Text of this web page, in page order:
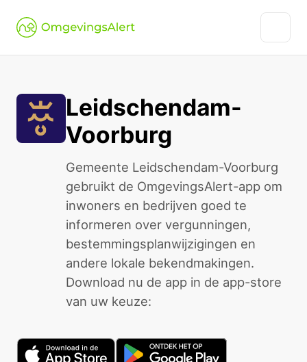
Leidschendam-
Voorburg
Gemeente Leidschendam-Voorburg
gebruikt de OmgevingsAlert-app om
inwoners en bedrijven goed te
informeren over vergunningen,
bestemmingsplanwijzigingen en
andere lokale bekendmakingen.
Download nu de app in de app-store
van uw keuze: